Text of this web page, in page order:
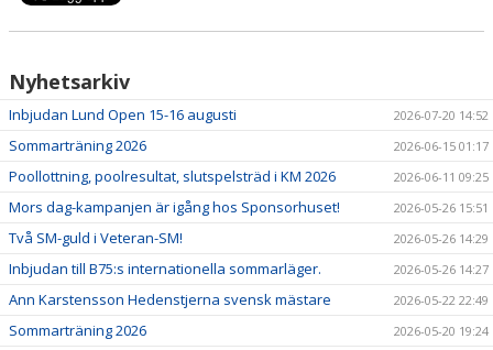
Nyhetsarkiv
Inbjudan Lund Open 15-16 augusti 2026-07-20 14:52
Sommarträning 2026 2026-06-15 01:17
Poollottning, poolresultat, slutspelsträd i KM 2026 2026-06-11 09:25
Mors dag-kampanjen är igång hos Sponsorhuset! 2026-05-26 15:51
Två SM-guld i Veteran-SM! 2026-05-26 14:29
Inbjudan till B75:s internationella sommarläger. 2026-05-26 14:27
Ann Karstensson Hedenstjerna svensk mästare 2026-05-22 22:49
Sommarträning 2026 2026-05-20 19:24